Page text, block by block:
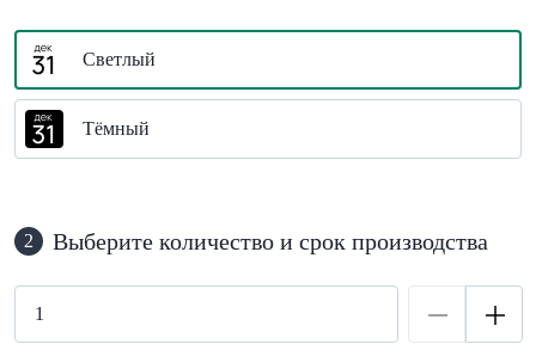
Светлый
Тёмный
2 Выберите количество и срок производства